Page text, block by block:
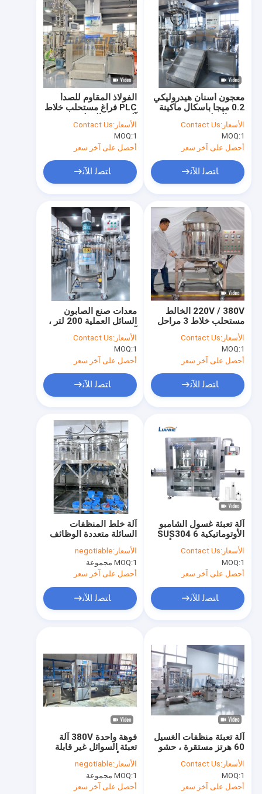
منزل
المنتجات
جولة في المعمل
ضبط الجودة
اتصل بنا
طلب اقتباس
VR
خلاط مستحلب الفراغ
الخالط مستحلب خلاط
خلاط مستحلب عالي القص
الفولاذ المقاوم للصدأ
PLC فراغ مستحلب خلاط
الأسعار:Contact Us
MOQ:1
أحصل على آخر سعر
ﺎﺘﺼﻟ ﺍﻶﻧ
معجون أسنان هيدروليكي
0.2 ميجا باسكال ماكينة
الأسعار:Contact Us
MOQ:1
أحصل على آخر سعر
ﺎﺘﺼﻟ ﺍﻶﻧ
معدات صنع الصابون
السائل العملية 200 لتر ،
آلة صنع الشامبو المقاومة
للصدأ
الأسعار:Contact Us
MOQ:1
أحصل على آخر سعر
ﺎﺘﺼﻟ ﺍﻶﻧ
220V / 380V الخالط
مستحلب خلاط 3 مراحل
لصنع الصابون السائل
الأسعار:Contact Us
MOQ:1
أحصل على آخر سعر
ﺎﺘﺼﻟ ﺍﻶﻧ
آلة خلط المنظفات
السائلة متعددة الوظائف
1000 لتر 4KW عملي
الأسعار:negotiable
MOQ:1 مجموعة
أحصل على آخر سعر
ﺎﺘﺼﻟ ﺍﻶﻧ
آلة تعبئة غسول الشامبو
الأوتوماتيكية SUS304 6
فوهات مقاومة للصدأ
الأسعار:Contact Us
MOQ:1
أحصل على آخر سعر
ﺎﺘﺼﻟ ﺍﻶﻧ
فوهة واحدة 380V آلة
تعبئة السوائل غير قابلة
للصدأ التحكم PLC
الأسعار:negotiable
MOQ:1 مجموعة
أحصل على آخر سعر
آلة تعبئة منظفات الغسيل
60 هرتز مستقرة ، حشو
زجاجة شامبو مقاوم
للصدأ
الأسعار:Contact Us
MOQ:1
أحصل على آخر سعر